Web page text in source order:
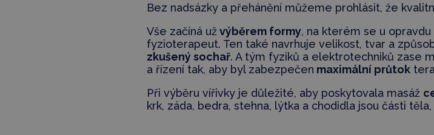
Bez nadsázky a přehánění můžeme prohlásit, že
Vše začíná užvýběrem formy, na kterém se u
fyzioterapeut. Ten také navrhuje velikost, tvar a
zkušený sochař. A tým fyziků a elektrotechniků zase
a řízení tak, aby byl zabezpečen maximální průtok
Při výběru vířivky je důležité, aby poskytovala masáž
krk, záda, bedra, stehna, lýtka a chodidla jsou části